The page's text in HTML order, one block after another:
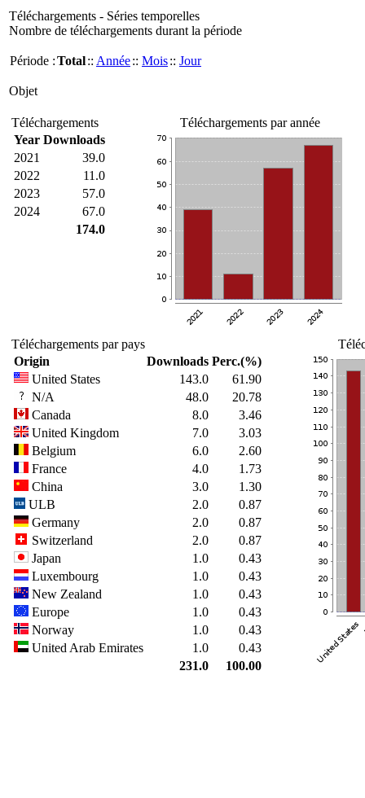
Téléchargements - Séries temporelles
Nombre de téléchargements durant la période
Période :Total:: Année:: Mois:: Jour
Objet
Téléchargements
Year Downloads
2021
39.0
2022
11.0
2023
57.0
2024
67.0
174.0
Téléchargements par année
Téléchargements par pays
Origin
Downloads Perc.(%)
United States
143.0
61.90
N/A
48.0
20.78
Canada
8.0
3.46
United Kingdom
7.0
3.03
Belgium
6.0
2.60
France
4.0
1.73
China
3.0
1.30
ULB
2.0
0.87
Germany
2.0
0.87
Switzerland
2.0
0.87
Japan
1.0
0.43
Luxembourg
1.0
0.43
New Zealand
1.0
0.43
Europe
1.0
0.43
Norway
1.0
0.43
United Arab Emirates
1.0
0.43
231.0
100.00